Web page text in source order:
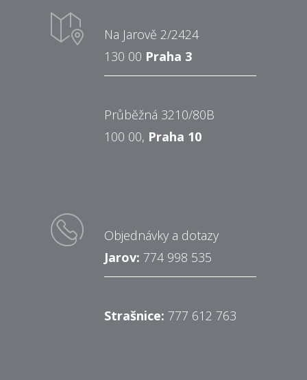
Na Jarově 2/2424
130 00 Praha 3
Průběžná 3210/80B
100 00, Praha 10
Objednávky a dotazy
Jarov: 774 998 535
Strašnice: 777 612 763